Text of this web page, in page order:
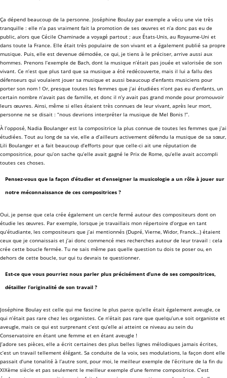
Ça dépend beaucoup de la personne. Joséphine Boulay par exemple a vécu une vie très
tranquille : elle n’a pas vraiment fait la promotion de ses œuvres et n’a donc pas eu de
public, alors que Cécile Chaminade a voyagé partout ; aux États-Unis, au Royaume-Uni et
dans toute la France. Elle était très populaire de son vivant et a également publié sa propre
musique. Puis, elle est devenue démodée, ce qui, je tiens à le préciser, arrive aussi aux
hommes. Prenons l’exemple de Bach, dont la musique n’était pas jouée et valorisée de son
vivant. Ce n’est que plus tard que sa musique a été redécouverte, mais il lui a fallu des
défenseurs qui voulaient jouer sa musique et aussi beaucoup d’enfants musiciens pour
porter son nom ! Or, presque toutes les femmes que j’ai étudiées n’ont pas eu d’enfants, un
certain nombre n’avait pas de famille, et donc il n’y avait pas grand monde pour promouvoir
leurs œuvres. Ainsi, même si elles étaient très connues de leur vivant, après leur mort,
personne ne se disait : “nous devrions interpréter la musique de Mel Bonis !”.
À l’opposé, Nadia Boulanger est la compositrice la plus connue de toutes les femmes que j’ai
étudiées. Tout au long de sa vie, elle a d’ailleurs activement défendu la musique de sa sœur,
Lili Boulanger et a fait beaucoup d’efforts pour que celle-ci ait une réputation de
compositrice, pour qu’on sache qu’elle avait gagné le Prix de Rome, qu’elle avait accompli
toutes ces choses.
Pensez-vous que la façon d’étudier et d’enseigner la musicologie a un rôle à jouer sur
notre méconnaissance de ces compositrices ?
Oui, je pense que cela crée également un cercle fermé autour des compositeurs dont on
étudie les œuvres. Par exemple, lorsque je travaillais mon répertoire d’orgue en tant
qu’étudiante, les compositeurs que j’ai mentionnés (Dupré, Vierne, Widor, Franck…) étaient
ceux que je connaissais et j’ai donc commencé mes recherches autour de leur travail : cela
crée cette boucle fermée. Tu ne sais même pas quelle question tu dois te poser ou, en
dehors de cette boucle, sur qui tu devrais te questionner.
Est-ce que vous pourriez nous parler plus précisément d’une de ses compositrices,
détailler l’originalité de son travail ?
Joséphine Boulay est celle qui me fascine le plus parce qu’elle était également aveugle, ce
qui n’était pas rare chez les organistes. Ce n’était pas rare que quelqu’un.e soit organiste et
aveugle, mais ce qui est surprenant c’est qu’elle ai atteint ce niveau au sein du
Conservatoire en étant une femme et en étant aveugle !
J’adore ses pièces, elle a écrit certaines des plus belles lignes mélodiques jamais écrites,
c’est un travail tellement élégant. Sa conduite de la voix, ses modulations, la façon dont elle
passait d’une tonalité à l’autre sont, pour moi, le meilleur exemple de l’écriture de la fin du
XIXème siècle et pas seulement le meilleur exemple d’une femme compositrice. C’est